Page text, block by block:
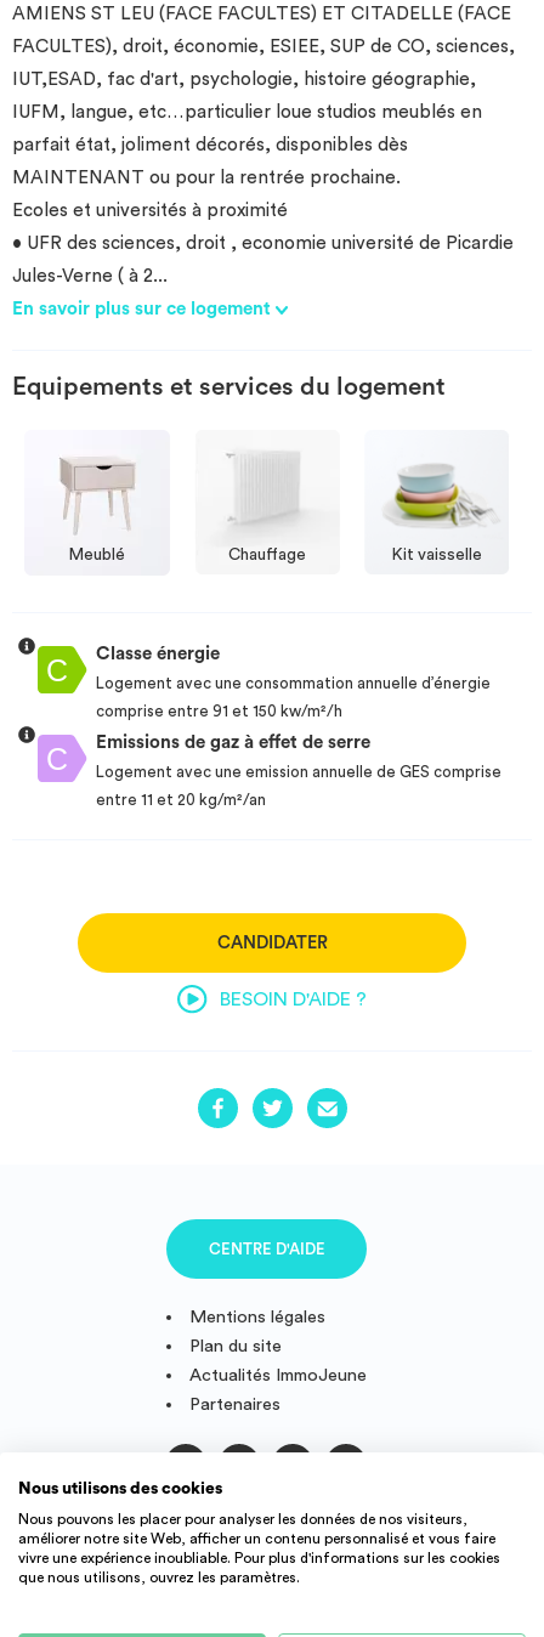
AMIENS ST LEU (FACE FACULTES) ET CITADELLE (FACE
FACULTES), droit, économie, ESIEE, SUP de CO, sciences,
IUT,ESAD, fac d'art, psychologie, histoire géographie,
IUFM, langue, etc…particulier loue studios meublés en
parfait état, joliment décorés, disponibles dès
MAINTENANT ou pour la rentrée prochaine.
Ecoles et universités à proximité
• UFR des sciences, droit , economie université de Picardie
Jules-Verne ( à 2...
En savoir plus sur ce logement
Equipements et services du logement
Meublé Chauffage Kit vaisselle
Classe énergie
Logement avec une consommation annuelle d’énergie
comprise entre 91 et 150 kw/m²/h
Emissions de gaz à effet de serre
Logement avec une emission annuelle de GES comprise
entre 11 et 20 kg/m²/an
CANDIDATER
BESOIN D'AIDE ?
Mentions légales
Plan du site
Actualités ImmoJeune
Partenaires
CENTRE D'AIDE
Suivez-nous
France.
Nous utilisons des cookies
Nous pouvons les placer pour analyser les données de nos visiteurs,
améliorer notre site Web, afficher un contenu personnalisé et vous faire
vivre une expérience inoubliable. Pour plus d'informations sur les cookies
que nous utilisons, ouvrez les paramètres.